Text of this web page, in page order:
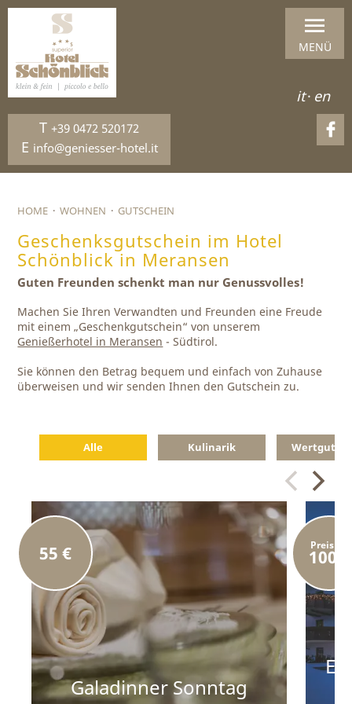
T +39 0472 520172
E info@geniesser-hotel.it
it· en
MENÜ
HOME ·WOHNEN · GUTSCHEIN
Geschenksgutschein im Hotel
Schönblick in Meransen
Guten Freunden schenkt man nur Genussvolles!
Machen Sie Ihren Verwandten und Freunden eine Freude
mit einem „Geschenkgutschein“ von unserem
Genießerhotel in Meransen - Südtirol.
Sie können den Betrag bequem und einfach von Zuhause
überweisen und wir senden Ihnen den Gutschein zu.
Alle Kulinarik
55 €
Galadinner Sonntag
Preis ab
100 €